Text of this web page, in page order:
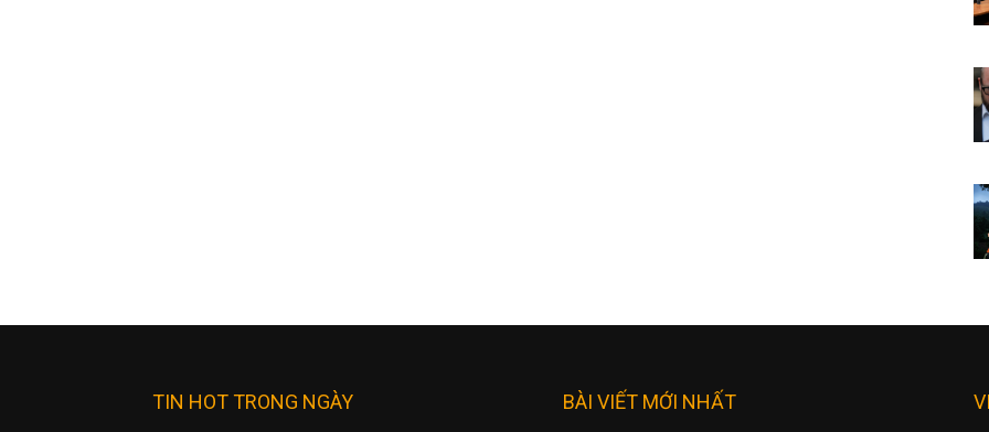
TIN HOT TRONG NGÀY BÀI VIẾT MỚI NHẤT